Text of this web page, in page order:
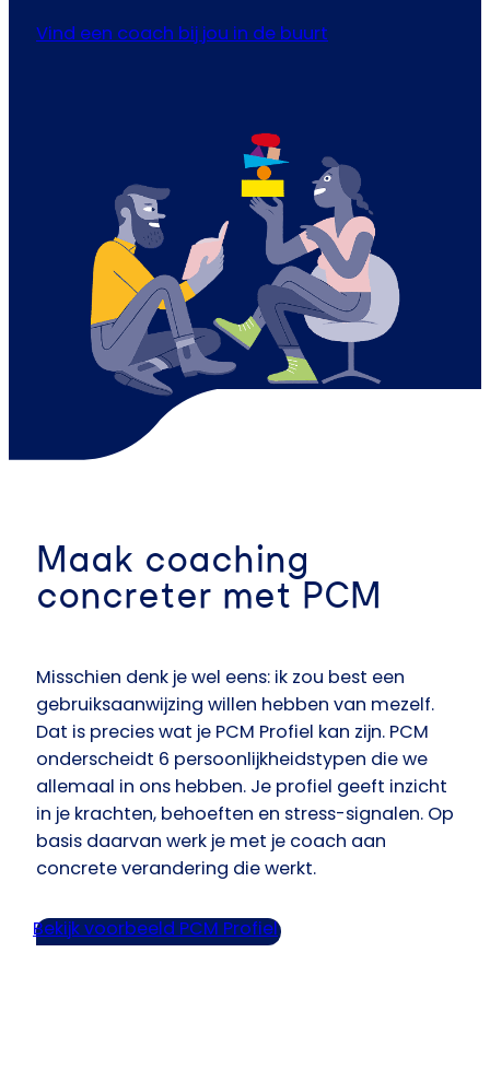
Vind een coach bij jou in de buurt
Maak coaching
concreter met PCM
Misschien denk je wel eens: ik zou best een
gebruiksaanwijzing willen hebben van mezelf.
Dat is precies wat je PCM Profiel kan zijn. PCM
onderscheidt 6 persoonlijkheidstypen die we
allemaal in ons hebben. Je profiel geeft inzicht
in je krachten, behoeften en stress-signalen. Op
basis daarvan werk je met je coach aan
concrete verandering die werkt.
Bekijk voorbeeld PCM Profiel